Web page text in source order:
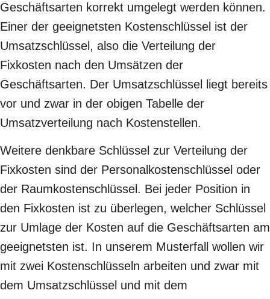
Geschäftsarten korrekt umgelegt werden können.
Einer der geeignetsten Kostenschlüssel ist der
Umsatzschlüssel, also die Verteilung der
Fixkosten nach den Umsätzen der
Geschäftsarten. Der Umsatzschlüssel liegt bereits
vor und zwar in der obigen Tabelle der
Umsatzverteilung nach Kostenstellen.
Weitere denkbare Schlüssel zur Verteilung der
Fixkosten sind der Personalkostenschlüssel oder
der Raumkostenschlüssel. Bei jeder Position in
den Fixkosten ist zu überlegen, welcher Schlüssel
zur Umlage der Kosten auf die Geschäftsarten am
geeignetsten ist. In unserem Musterfall wollen wir
mit zwei Kostenschlüsseln arbeiten und zwar mit
dem Umsatzschlüssel und mit dem